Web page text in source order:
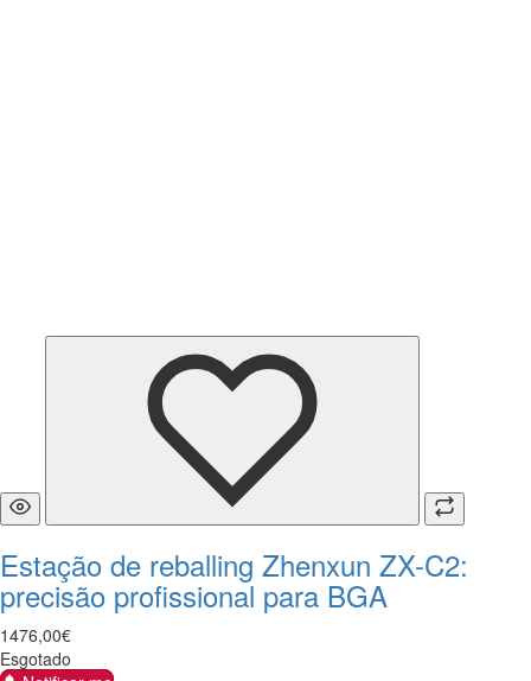
Estação de reballing Zhenxun ZX-C2:
precisão profissional para BGA
1476,00€
Esgotado